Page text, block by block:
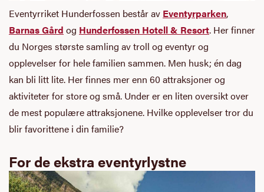
Eventyrriket Hunderfossen består av Eventyrparken,
Barnas Gård og Hunderfossen Hotell & Resort. Her finner
du Norges største samling av troll og eventyr og
opplevelser for hele familien sammen. Men husk; én dag
kan bli litt lite. Her finnes mer enn 60 attraksjoner og
aktiviteter for store og små. Under er en liten oversikt over
de mest populære attraksjonene. Hvilke opplevelser tror du
blir favorittene i din familie?
For de ekstra eventyrlystne